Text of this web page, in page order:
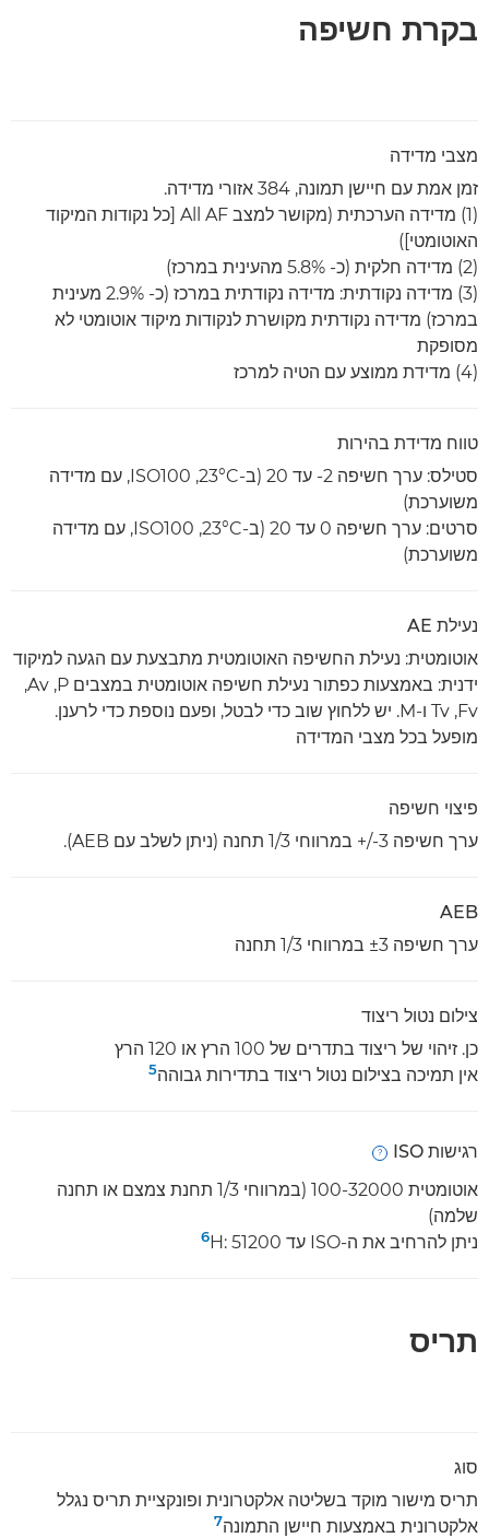
בקרת חשיפה
מצבי מדידה
זמן אמת עם חיישן תמונה, 384 אזורי מדידה.
(1) מדידה הערכתית (מקושר למצב All AF [כל נקודות המיקוד
האוטומטי])
(2) מדידה חלקית (כ- %‎5.8 מהעינית במרכז)
(3) מדידה נקודתית: מדידה נקודתית במרכז (כ- 2.9% מעינית
במרכז) מדידה נקודתית מקושרת לנקודות מיקוד אוטומטי לא
מסופקת
(4) מדידת ממוצע עם הטיה למרכז
טווח מדידת בהירות
סטילס: ערך חשיפה ‎-2 עד 20 (ב-23°C‏, ISO100, עם מדידה
משוערכת)
סרטים: ערך חשיפה ‎0 עד 20 (ב-23°C‏, ISO100, עם מדידה
משוערכת)
נעילת AE
אוטומטית: נעילת החשיפה האוטומטית מתבצעת עם הגעה למיקוד
ידנית: באמצעות כפתור נעילת חשיפה אוטומטית במצבים P‏, Av,
‏Fv, ‏Tv ו-M. יש ללחוץ שוב כדי לבטל, ופעם נוספת כדי לרענן.
מופעל בכל מצבי המדידה
פיצוי חשיפה
ערך חשיפה ‎+/-3 במרווחי 1/3 תחנה (ניתן לשלב עם AEB).
AEB
ערך חשיפה ‎±3 במרווחי 1/3 תחנה
צילום נטול ריצוד
כן. זיהוי של ריצוד בתדרים של 100 הרץ או 120 הרץ
אין תמיכה בצילום נטול ריצוד בתדירות גבוהה5
רגישות ISO
אוטומטית 100-32000 (במרווחי 1/3 תחנת צמצם או תחנה
שלמה)
ניתן להרחיב את ה-ISO עד H: 51200‏
6
תריס
סוג
תריס מישור מוקד בשליטה אלקטרונית ופונקציית תריס נגלל
אלקטרונית באמצעות חיישן התמונה7